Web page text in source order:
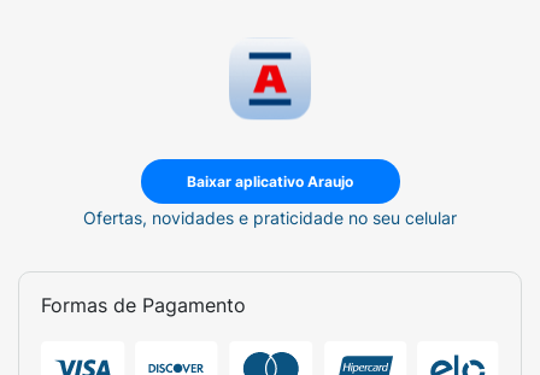
Baixar aplicativo Araujo
Ofertas, novidades e praticidade no seu celular
Formas de Pagamento